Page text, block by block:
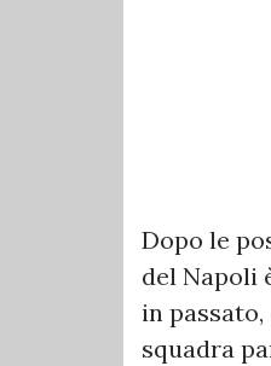
Dopo le
del Napoli
in
squadra